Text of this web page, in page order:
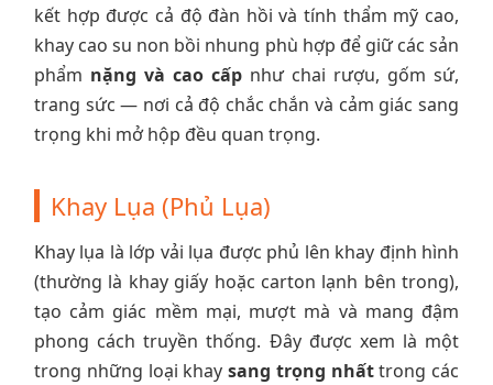
kết hợp được cả độ đàn hồi và tính thẩm mỹ cao,
khay cao su non bồi nhung phù hợp để giữ các sản
phẩm nặng và cao cấp như chai rượu, gốm sứ,
trang sức — nơi cả độ chắc chắn và cảm giác sang
trọng khi mở hộp đều quan trọng.
Khay Lụa (Phủ Lụa)
Khay lụa là lớp vải lụa được phủ lên khay định hình
(thường là khay giấy hoặc carton lạnh bên trong),
tạo cảm giác mềm mại, mượt mà và mang đậm
phong cách truyền thống. Đây được xem là một
trong những loại khay sang trọng nhấttrong các